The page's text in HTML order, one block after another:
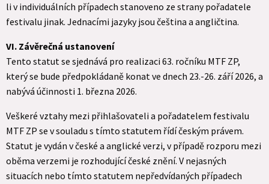
li v individuálních případech stanoveno ze strany pořadatele
festivalu jinak. Jednacími jazyky jsou čeština a angličtina.
VI. Závěrečná ustanovení
Tento statut se sjednává pro realizaci 63. ročníku MTF ZP,
který se bude předpokládaně konat ve dnech 23.-26. září 2026, a
nabývá účinnosti 1. března 2026.
Veškeré vztahy mezi přihlašovateli a pořadatelem festivalu
MTF ZP se v souladu s tímto statutem řídí českým právem.
Statut je vydán v české a anglické verzi, v případě rozporu mezi
oběma verzemi je rozhodující české znění. V nejasných
situacích nebo tímto statutem nepředvídaných případech